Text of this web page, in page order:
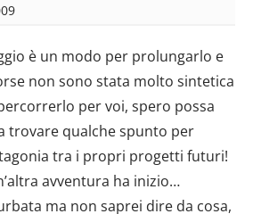
è un modo per prolungarlo e
non sono stata molto sintetica
per voi, spero possa
trovare qualche spunto per
tra i propri progetti futuri!
avventura ha inizio…
ma non saprei dire da cosa,